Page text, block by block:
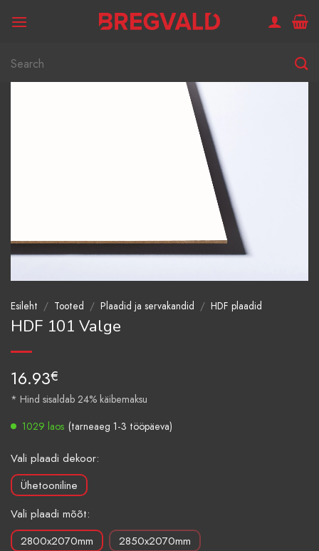
Otsi:
Esileht / Tooted / Plaadid ja servakandid / HDF plaadid
HDF 101 Valge
16.93€
* Hind sisaldab 24% käibemaksu
1029 laos (tarneaeg 1-3 tööpäeva)
Vali plaadi dekoor:
Ühetooniline
Vali plaadi mõõt:
2800x2070mm
2850x2070mm